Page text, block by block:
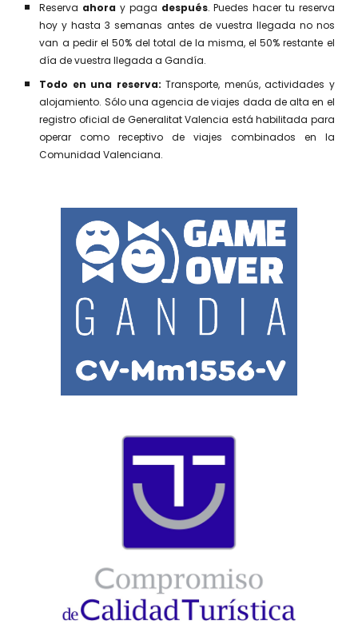
Reserva ahora y paga después. Puedes hacer tu reserva
hoy y hasta 3 semanas antes de vuestra llegada no nos
van a pedir el 50% del total de la misma, el 50% restante el
día de vuestra llegada a Gandía.
Todo en una reserva:Transporte, menús, actividades y
alojamiento. Sólo una agencia de viajes dada de alta en el
registro oficial de Generalitat Valencia está habilitada para
operar como receptivo de viajes combinados en la
Comunidad Valenciana.